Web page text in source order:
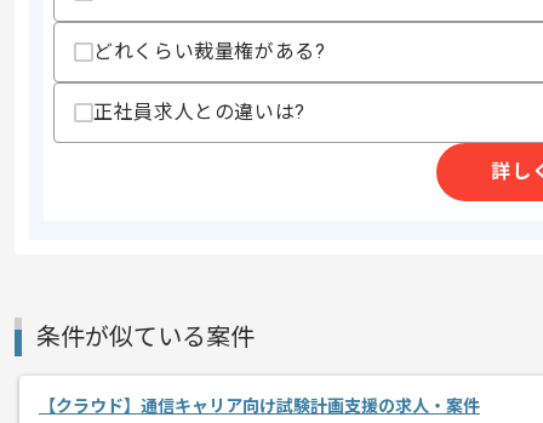
精算条件
精算基準時間
140時間〜180時間
支払いサイト
エージェントからのコ
レバテック実績有りの企業です。
どれくらい裁量権がある?
正社員求人との違いは?
詳し
条件が似ている案件
【クラウド】通信キャリア向け試験計画支援の求人・案件